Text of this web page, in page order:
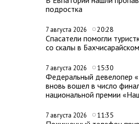
подростка
7 августа 2026 20:28
Спасатели помогли
со скалы в
7 августа 2026 15:30
Федеральный девелопер
вновь вошел в число
национальной премии
7 августа 2026 11:35